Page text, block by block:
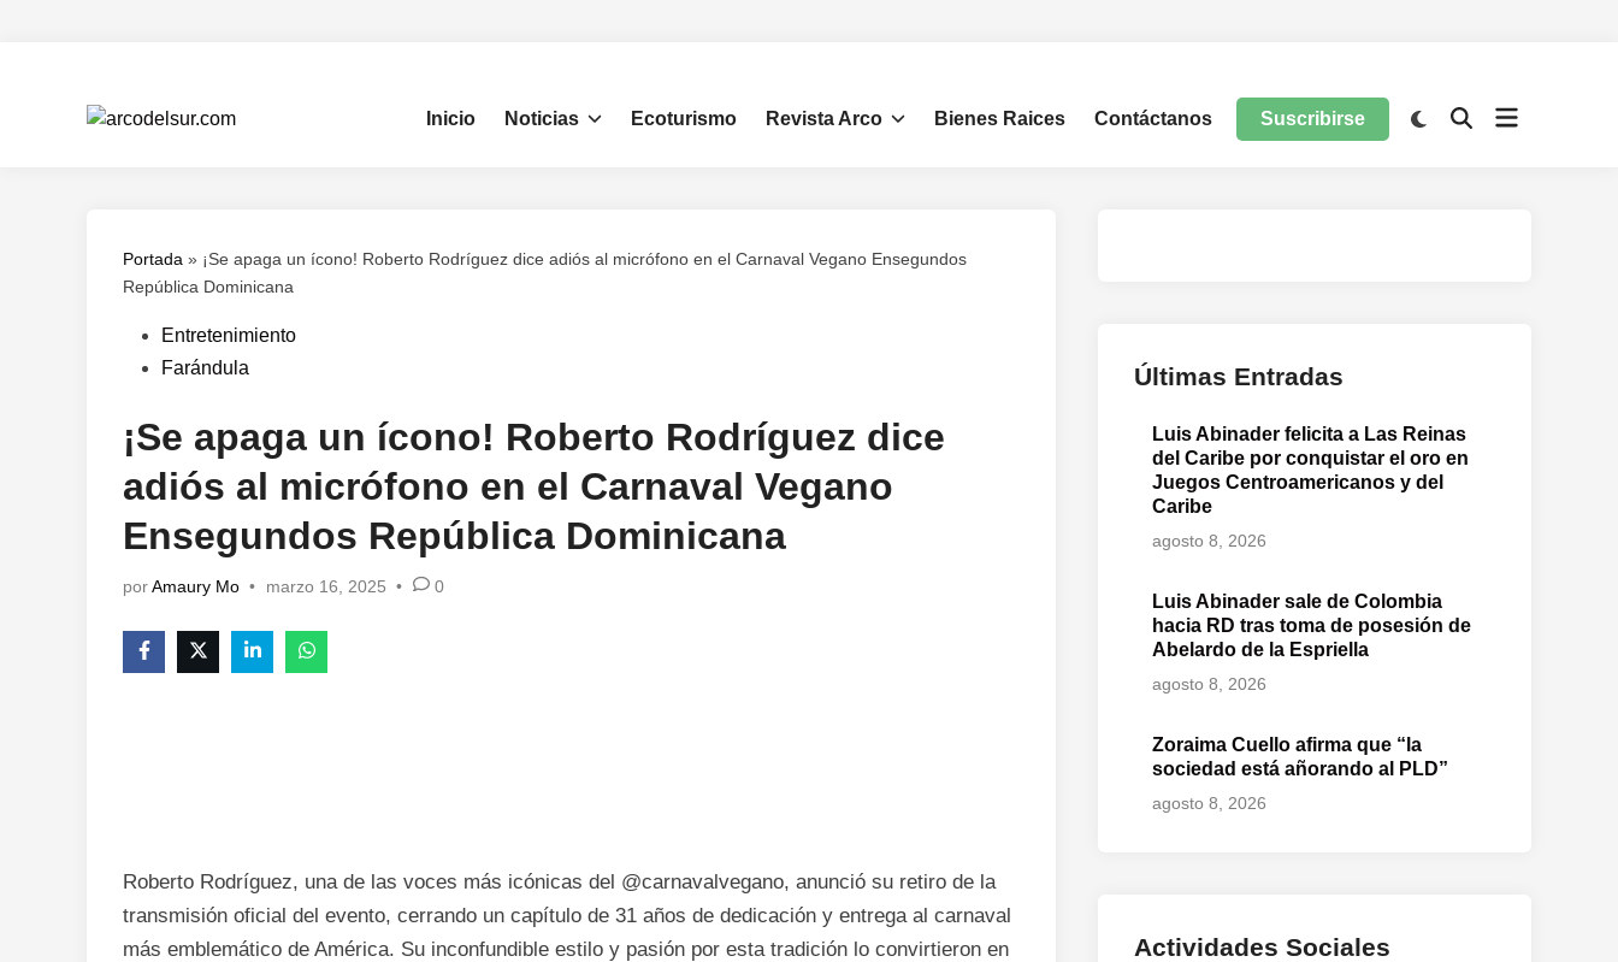
Inicio Noticias Ecoturismo Revista Arco Bienes Raices Contáctanos Suscribirse
Portada » ¡Se apaga un ícono! Roberto Rodríguez dice adiós al micrófono en el Carnaval Vegano Ensegundos
República Dominicana
Publicado
en
Entretenimiento
Farándula
¡Se apaga un ícono! Roberto Rodríguez dice
adiós al micrófono en el Carnaval Vegano
Ensegundos República Dominicana
porAmaury Mo • marzo 16, 2025 • 0
Roberto Rodríguez, una de las voces más icónicas del @carnavalvegano, anunció su retiro de la
transmisión oficial del evento, cerrando un capítulo de 31 años de dedicación y entrega al carnaval
más emblemático de América. Su inconfundible estilo y pasión por esta tradición lo convirtieron en
Últimas Entradas
Luis Abinader felicita a Las Reinas
del Caribe por conquistar el oro en
Juegos Centroamericanos y del
Caribe
agosto 8, 2026
Luis Abinader sale de Colombia
hacia RD tras toma de posesión de
Abelardo de la Espriella
agosto 8, 2026
Zoraima Cuello afirma que “la
sociedad está añorando al PLD”
agosto 8, 2026
Actividades Sociales